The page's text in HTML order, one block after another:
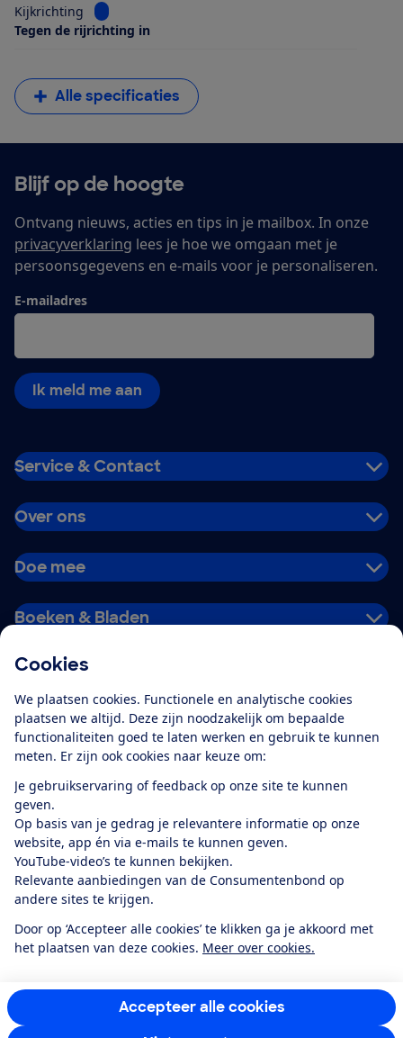
Cookies
We plaatsen cookies. Functionele en analytische cookies
plaatsen we altijd. Deze zijn noodzakelijk om bepaalde
functionaliteiten goed te laten werken en gebruik te kunnen
meten. Er zijn ook cookies naar keuze om:
Je gebruikservaring of feedback op onze site te kunnen
geven.
Op basis van je gedrag je relevantere informatie op onze
website, app én via e-mails te kunnen geven.
YouTube-video’s te kunnen bekijken.
Relevante aanbiedingen van de Consumentenbond op
andere sites te krijgen.
Door op ‘Accepteer alle cookies’ te klikken ga je akkoord met
het plaatsen van deze cookies. Meer over cookies.
Accepteer alle cookies
Kijkrichting
Bekijk informatie voor Kijkrichting
Tegen de rijrichting in
Alle specificaties
Blijf op de hoogte
Ontvang nieuws, acties en tips in je mailbox. In onze
privacyverklaring lees je hoe we omgaan met je
persoonsgegevens en e-mails voor je personaliseren.
E-mailadres
Ik meld me aan
Service & Contact
Over ons
Doe mee
Boeken & Bladen
Alles over de
app
Algemene Voorwaarden
Privacyverklaring
Cookiebeleid
Privacyvoorkeuren
Toegankelijkheid
RSS-feed nieuws
Facebook
TwitterInstagram
YoutubeLinkedIn
12.901consumentenbeoordelen de Consumentenbondmet gemiddeld